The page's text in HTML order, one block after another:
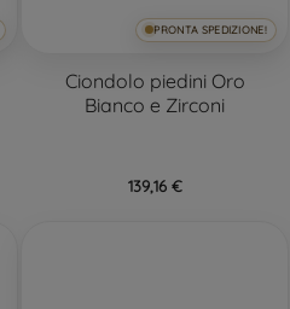
PRONTA SPEDIZIONE!
Ciondolo piedini Oro
Bianco e Zirconi
139,16 €